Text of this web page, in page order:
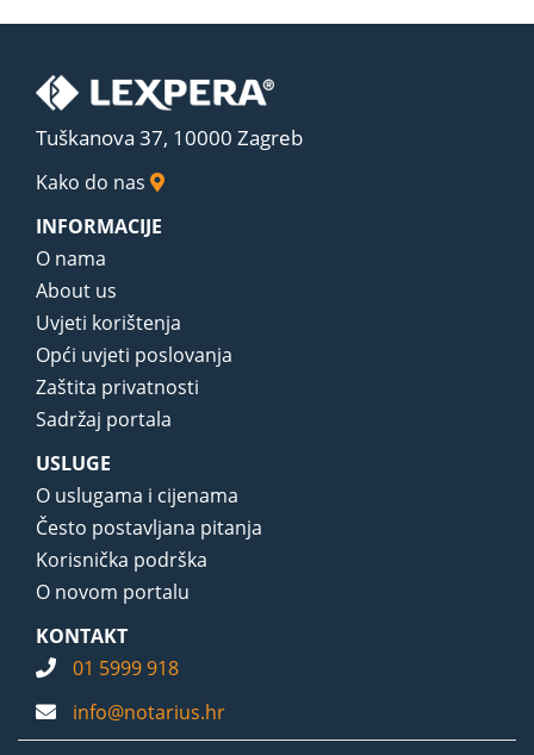
Tuškanova 37, 10000 Zagreb
Kako do nas
INFORMACIJE
O nama
About us
Uvjeti korištenja
Opći uvjeti poslovanja
Zaštita privatnosti
Sadržaj portala
USLUGE
O uslugama i cijenama
Često postavljana pitanja
Korisnička podrška
O novom portalu
KONTAKT
01 5999 918
info@notarius.hr